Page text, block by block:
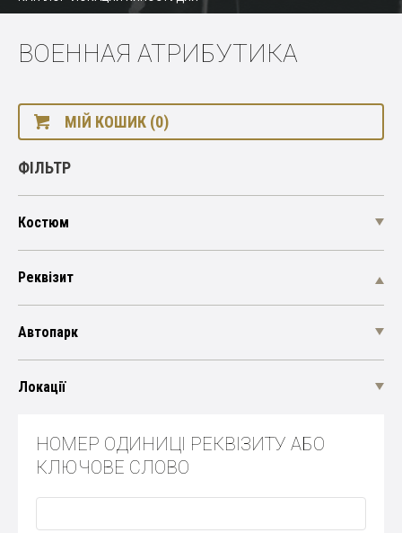
ВОЕННАЯ АТРИБУТИКА
МІЙ КОШИК (0)
ФІЛЬТР
Костюм
Реквізит
Автопарк
Локації
НОМЕР ОДИНИЦІ РЕКВІЗИТУ АБО
КЛЮЧОВЕ СЛОВО